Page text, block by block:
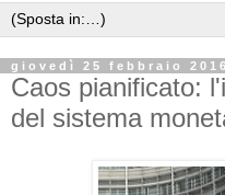
giovedì 25 febbraio 2016
Caos pianificato:
del sistema